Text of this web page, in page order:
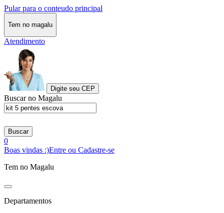
Pular para o conteudo principal
Tem no magalu
Atendimento
Digite seu CEP
Buscar no Magalu
Buscar
0
Boas vindas :)Entre ou Cadastre-se
Tem no Magalu
Departamentos